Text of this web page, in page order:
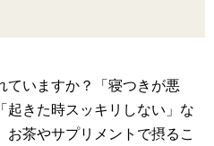
ていますか？「寝つきが悪
起きた時スッキリしない」な
お茶やサプリメントで摂るこ